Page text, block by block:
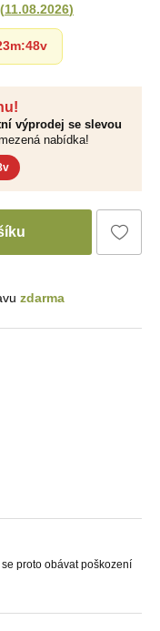
výprodej se slevou
nabídka!
(11.08.2026)
:47v
zdarma
proto obávat poškození